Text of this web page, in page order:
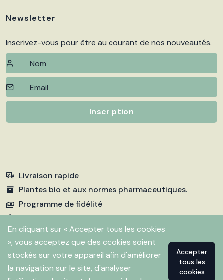
En cliquant sur « Accepter tous les cookies
», vous acceptez que des cookies soient
stockés sur votre appareil afin d'améliorer
la navigation sur le site, d'analyser
Accepter
tous les
cookies
Newsletter
Inscrivez-vous pour être au courant de nos nouveautés.
Inscription
Livraison rapide
Plantes bio et aux normes pharmaceutiques.
Programme de fidélité
Paiements sécurisés
2026 Pharmacie Fleurentin. Propulsé par Flitbix.com